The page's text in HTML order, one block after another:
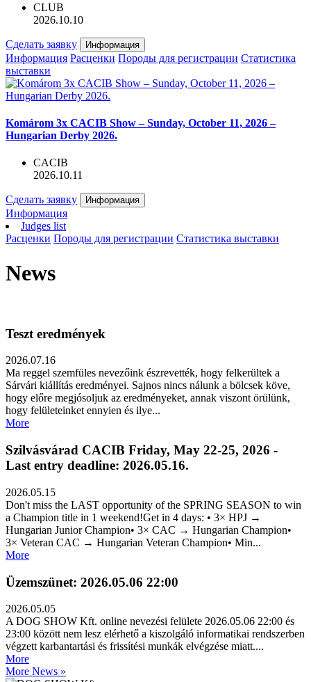
CLUB
2026.10.10
Сделать заявку Информация
Информация Расценки Породы для регистрации Статистика
выставки
Komárom 3x CACIB Show – Sunday, October 11, 2026 –
Hungarian Derby 2026.
CACIB
2026.10.11
Сделать заявку Информация
Информация
Judges list
Расценки Породы для регистрации Статистика выставки
News
Teszt eredmények
2026.07.16
Ma reggel szemfüles nevezőink észrevették, hogy felkerültek a
Sárvári kiállítás eredményei. Sajnos nincs nálunk a bölcsek köve,
hogy előre megjósoljuk az eredményeket, annak viszont örülünk,
hogy felületeinket ennyien és ilye...
More
Szilvásvárad CACIB Friday, May 22-25, 2026 -
Last entry deadline: 2026.05.16.
2026.05.15
Don't miss the LAST opportunity of the SPRING SEASON to win
a Champion title in 1 weekend!Get in 4 days: • 3× HPJ →
Hungarian Junior Champion• 3× CAC → Hungarian Champion•
3× Veteran CAC → Hungarian Veteran Champion• Min...
More
Üzemszünet: 2026.05.06 22:00
2026.05.05
A DOG SHOW Kft. online nevezési felülete 2026.05.06 22:00 és
23:00 között nem lesz elérhető a kiszolgáló informatikai rendszerben
végzett karbantartási és frissítési munkák elvégzése miatt....
More
More News »